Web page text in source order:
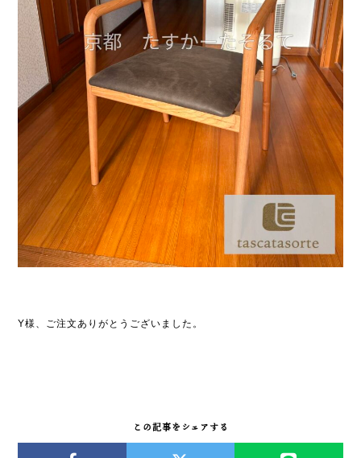
Y様、ご注文ありがとうございました。
この記事をシェアする